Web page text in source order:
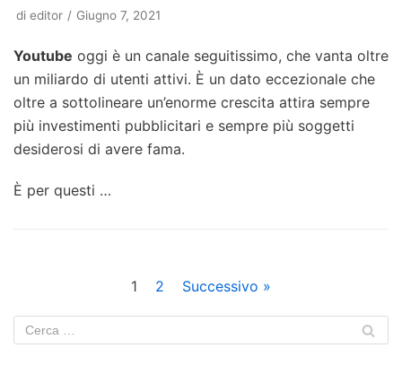
di editor Giugno 7, 2021
Youtube oggi è un canale seguitissimo, che vanta oltre
un miliardo di utenti attivi. È un dato eccezionale che
oltre a sottolineare un’enorme crescita attira sempre
più investimenti pubblicitari e sempre più soggetti
desiderosi di avere fama.
È per questi …
1 2 Successivo »